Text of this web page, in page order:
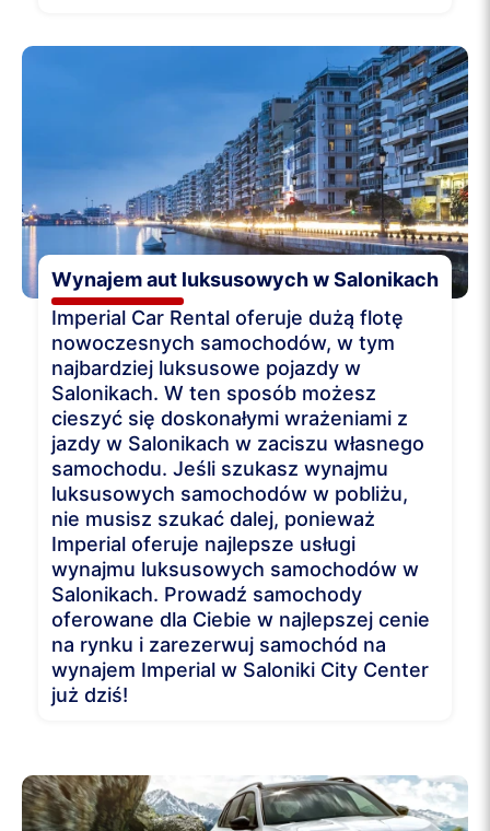
Wynajem aut luksusowych w Salonikach
Imperial Car Rental oferuje dużą flotę
nowoczesnych samochodów, w tym
najbardziej luksusowe pojazdy w
Salonikach. W ten sposób możesz
cieszyć się doskonałymi wrażeniami z
jazdy w Salonikach w zaciszu własnego
samochodu. Jeśli szukasz wynajmu
luksusowych samochodów w pobliżu,
nie musisz szukać dalej, ponieważ
Imperial oferuje najlepsze usługi
wynajmu luksusowych samochodów w
Salonikach. Prowadź samochody
oferowane dla Ciebie w najlepszej cenie
na rynku i zarezerwuj samochód na
wynajem Imperial w Saloniki City Center
już dziś!